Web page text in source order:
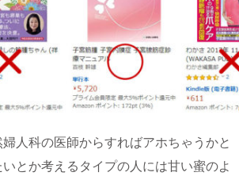
人科の医師からすればアホちゃうかと
とか考えるタイプの人には甘い蜜のよ